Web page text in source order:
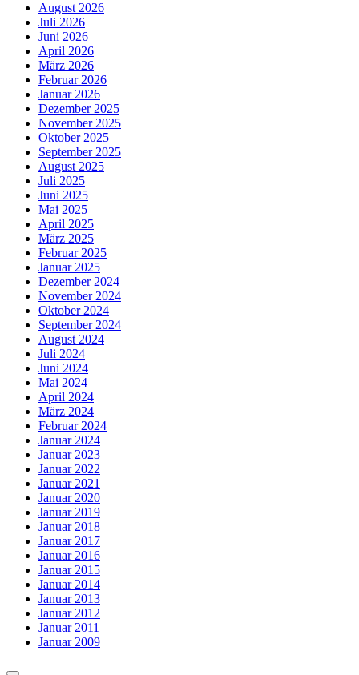
August 2026
Juli 2026
Juni 2026
April 2026
März 2026
Februar 2026
Januar 2026
Dezember 2025
November 2025
Oktober 2025
September 2025
August 2025
Juli 2025
Juni 2025
Mai 2025
April 2025
März 2025
Februar 2025
Januar 2025
Dezember 2024
November 2024
Oktober 2024
September 2024
August 2024
Juli 2024
Juni 2024
Mai 2024
April 2024
März 2024
Februar 2024
Januar 2024
Januar 2023
Januar 2022
Januar 2021
Januar 2020
Januar 2019
Januar 2018
Januar 2017
Januar 2016
Januar 2015
Januar 2014
Januar 2013
Januar 2012
Januar 2011
Januar 2009